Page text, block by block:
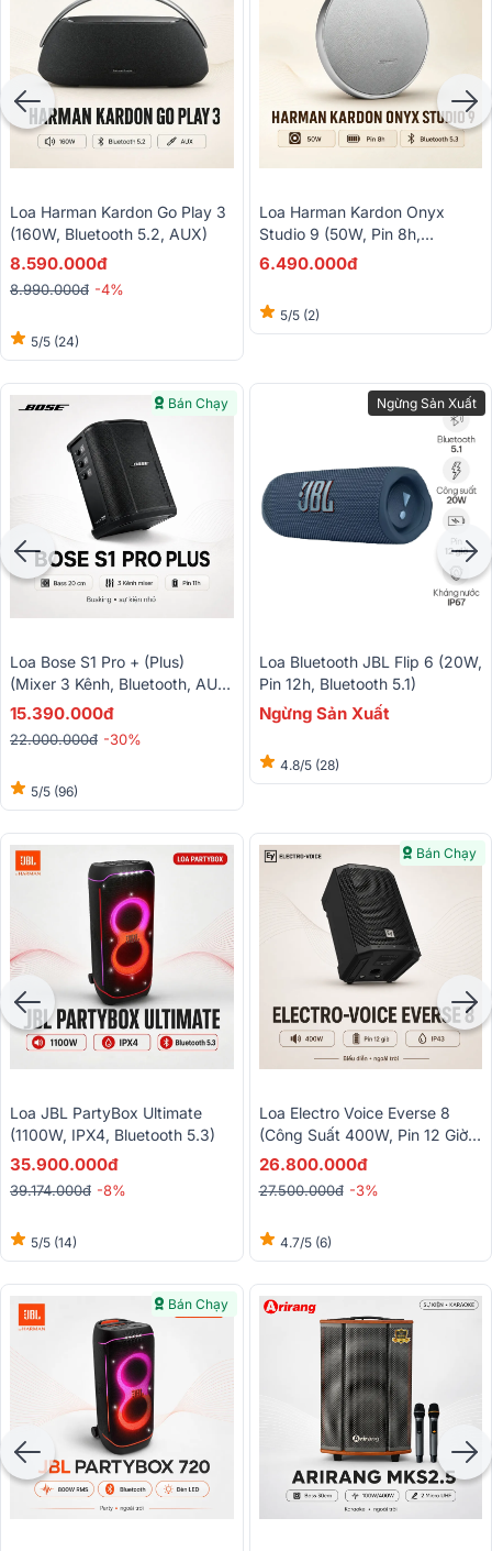
Loa Harman Kardon Go Play 3
(160W, Bluetooth 5.2, AUX)
8.590.000đ
8.990.000đ -4%
5/5 (24)
Loa Harman Kardon Onyx
Studio 9 (50W, Pin 8h,
Bluetooth 5.3)
6.490.000đ
5/5 (2)
Bán Chạy
Loa Bose S1 Pro + (Plus)
(Mixer 3 Kênh, Bluetooth, AUX,
All-In-One)
15.390.000đ
22.000.000đ -30%
5/5 (96)
Ngừng Sản Xuất
Loa Bluetooth JBL Flip 6 (20W,
Pin 12h, Bluetooth 5.1)
Ngừng Sản Xuất
4.8/5 (28)
Loa JBL PartyBox Ultimate
(1100W, IPX4, Bluetooth 5.3)
35.900.000đ
39.174.000đ -8%
5/5 (14)
Bán Chạy
Loa Electro Voice Everse 8
(Công Suất 400W, Pin 12 Giờ,
Chống Nước IP43, Bluetooth,
26.800.000đ
27.500.000đ -3%
4.7/5 (6)
Bán Chạy